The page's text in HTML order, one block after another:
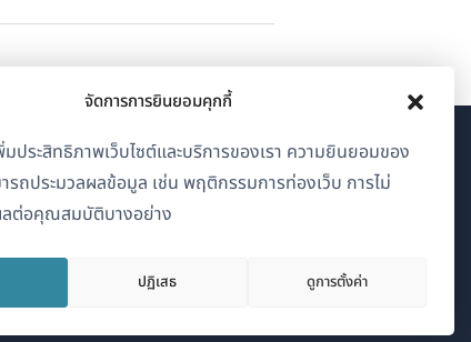
จัดการการยินยอมคุกกี้
มประสิทธิภาพเว็บไซต์และบริการของเรา ความยินยอมของ
รถประมวลผลข้อมูล เช่น พฤติกรรมการท่องเว็บ การไม่
ต่อคุณสมบัติบางอย่าง
ปฏิเสธ ดูการตั้งค่า
เกี่ยวกับ WPML
GDPR และนโยบายความเป็นส่วนตัว
ใน ใน ใน